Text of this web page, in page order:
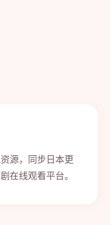
源，同步日本更
在线观看平台。